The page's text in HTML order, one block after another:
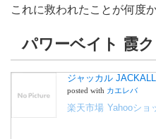
これに救われたことが何度
パワーベイト 霞
ジャッカル
posted with カエレバ
楽天市場 Yahooショ